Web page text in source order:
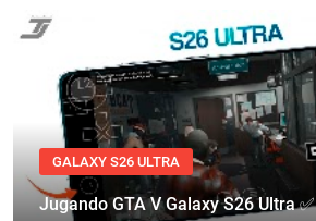
GALAXY S26 ULTRA
Jugando GTA V Galaxy S26 Ultra ✅